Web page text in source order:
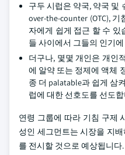
구두 시럽은 약국, 약국 및
over-the-counter (OTC),
자에게 쉽게 접근 할 수 있
들 사이에서 그들의 인기
더구나, 몇몇 개인은 개인
에 알약 또는 정제에 액체
종 더 palatable과 쉽게 삼
럽에 대한 선호도를 선도
연령 그룹에 따라 기침 구제
성인 세그먼트는 시장을 지배
를 전시할 것으로 예상됩니다.